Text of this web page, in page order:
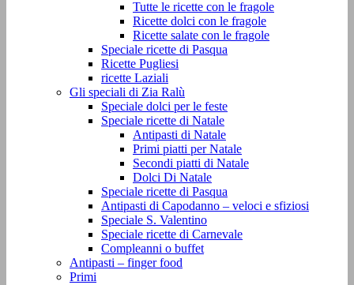
Tutte le ricette con le fragole
Ricette dolci con le fragole
Ricette salate con le fragole
Speciale ricette di Pasqua
Ricette Pugliesi
ricette Laziali
Gli speciali di Zia Ralù
Speciale dolci per le feste
Speciale ricette di Natale
Antipasti di Natale
Primi piatti per Natale
Secondi piatti di Natale
Dolci Di Natale
Speciale ricette di Pasqua
Antipasti di Capodanno – veloci e sfiziosi
Speciale S. Valentino
Speciale ricette di Carnevale
Compleanni o buffet
Antipasti – finger food
Primi